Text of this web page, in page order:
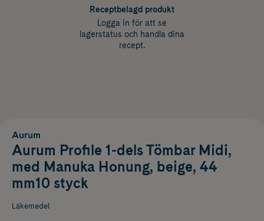
Receptbelagd produkt
Logga in för att se
lagerstatus och handla dina
recept.
Aurum
Aurum Profile 1-dels Tömbar Midi,
med Manuka Honung, beige, 44
mm10 styck
Läkemedel